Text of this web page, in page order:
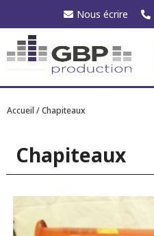
Nous écrire
Accueil / Chapiteaux
Chapiteaux